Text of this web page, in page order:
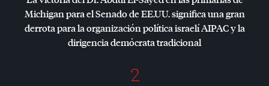
Michigan para el Senado de EE.UU. significa una gran
derrota para la organización política israelíAIPACy la
dirigencia demócrata tradicional
2